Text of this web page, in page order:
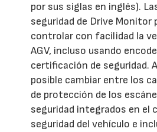
por sus siglas en inglés).
seguridad de Drive Monitor
controlar con facilidad la
AGV, incluso usando
certificación de seguridad.
posible cambiar entre los
de protección de los
seguridad integrados en el
seguridad del vehículo e